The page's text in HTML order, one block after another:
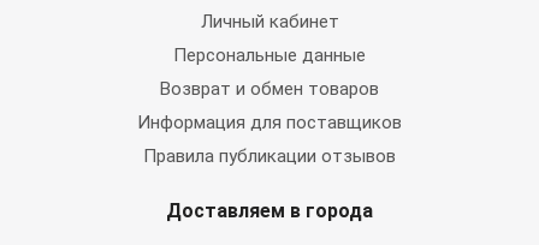
Личный кабинет
Персональные данные
Возврат и обмен товаров
Информация для поставщиков
Правила публикации отзывов
Доставляем в города